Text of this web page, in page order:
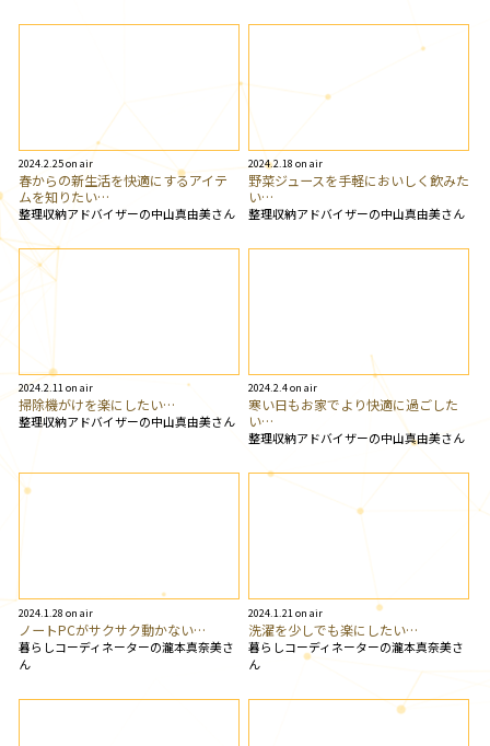
2024.2.25 on air
春からの新生活を快適にするアイテ
ムを知りたい…
整理収納アドバイザーの中山真由美さん
2024.2.18 on air
野菜ジュースを手軽においしく飲みた
い…
整理収納アドバイザーの中山真由美さん
2024.2.11 on air
掃除機がけを楽にしたい…
整理収納アドバイザーの中山真由美さん
2024.2.4 on air
寒い日もお家でより快適に過ごした
い…
整理収納アドバイザーの中山真由美さん
2024.1.28 on air
ノートPCがサクサク動かない…
暮らしコーディネーターの瀧本真奈美さ
ん
2024.1.21 on air
洗濯を少しでも楽にしたい…
暮らしコーディネーターの瀧本真奈美さ
ん